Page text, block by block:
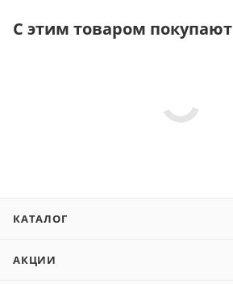
С этим товаром покупают
КАТАЛОГ
АКЦИИ